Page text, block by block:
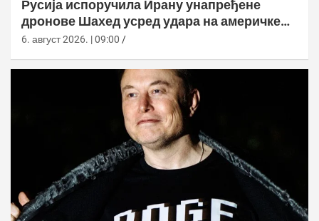
Русија испоручила Ирану унапређене
дронове Шахед усред удара на америчке
базе
6. август 2026. | 09:00